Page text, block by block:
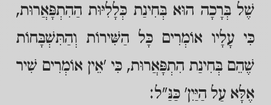
שֶׁל בְּרָכָה הוּא בְּחִינַת כְּלָלִיּוּת הַהִתְפָּאֲרוּת,
כִּי עָלָיו אוֹמְרִים כָּל הַשִּׁירוֹת וְהַתִּשְׁבָּחוֹת
שֶׁהֵם בְּחִינַת הִתְפָּאֲרוּת, כִּי 'אֵין אוֹמְרִים שִׁיר
אֶלָּא עַל הַיַּיִן' כַּנַּ"ל: